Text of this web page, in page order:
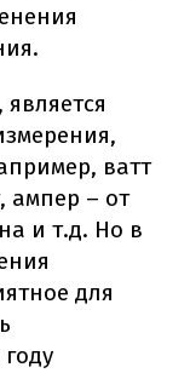
ватт
ампер – от
и т.д. Но в
для